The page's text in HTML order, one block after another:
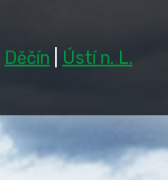
Děčín Ústí n. L.